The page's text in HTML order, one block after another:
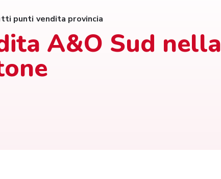
punti vendita provincia
A&O Sud nella